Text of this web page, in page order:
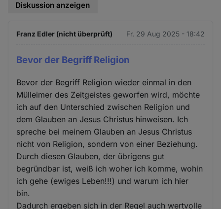
Diskussion anzeigen
Franz Edler (nicht überprüft) Fr. 29 Aug 2025 - 18:42
Bevor der Begriff Religion
Bevor der Begriff Religion wieder einmal in den
Mülleimer des Zeitgeistes geworfen wird, möchte
ich auf den Unterschied zwischen Religion und
dem Glauben an Jesus Christus hinweisen. Ich
spreche bei meinem Glauben an Jesus Christus
nicht von Religion, sondern von einer Beziehung.
Durch diesen Glauben, der übrigens gut
begründbar ist, weiß ich woher ich komme, wohin
ich gehe (ewiges Leben!!!) und warum ich hier
bin.
Dadurch ergeben sich in der Regel auch wertvolle